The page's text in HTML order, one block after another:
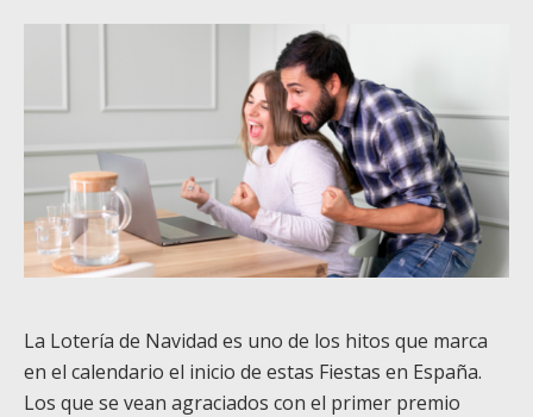
La Lotería de Navidad es uno de los hitos que marca
en el calendario el inicio de estas Fiestas en España.
Los que se vean agraciados con el primer premio